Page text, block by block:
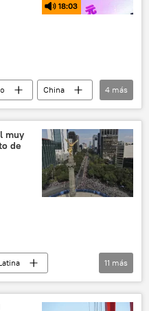
18:03
China
Trump
4 más
muy
de
11 más